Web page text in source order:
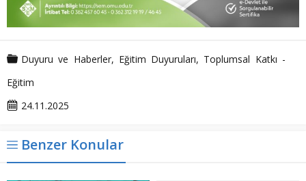
Duyuru ve Haberler, Eğitim Duyuruları, Toplumsal Katkı -
Eğitim
24.11.2025
Benzer Konular